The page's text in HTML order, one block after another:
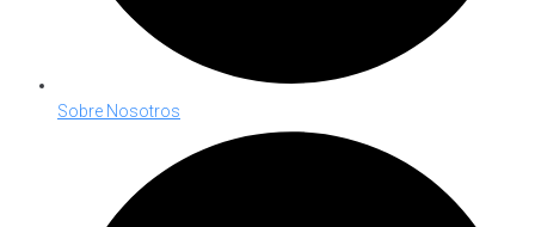
Sobre Nosotros